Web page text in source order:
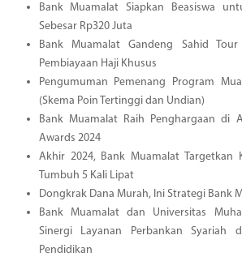
Bank Muamalat Siapkan Beasiswa
Sebesar Rp320 Juta
Bank Muamalat Gandeng Sahid
Pembiayaan Haji Khusus
Pengumuman Pemenang Program
(Skema Poin Tertinggi dan Undian)
Bank Muamalat Raih Penghargaan di
Awards 2024
Akhir 2024, Bank Muamalat Targetkan
Tumbuh 5 Kali Lipat
Dongkrak Dana Murah, Ini Strategi Bank
Bank Muamalat dan Universitas
Sinergi Layanan Perbankan Syariah
Pendidikan